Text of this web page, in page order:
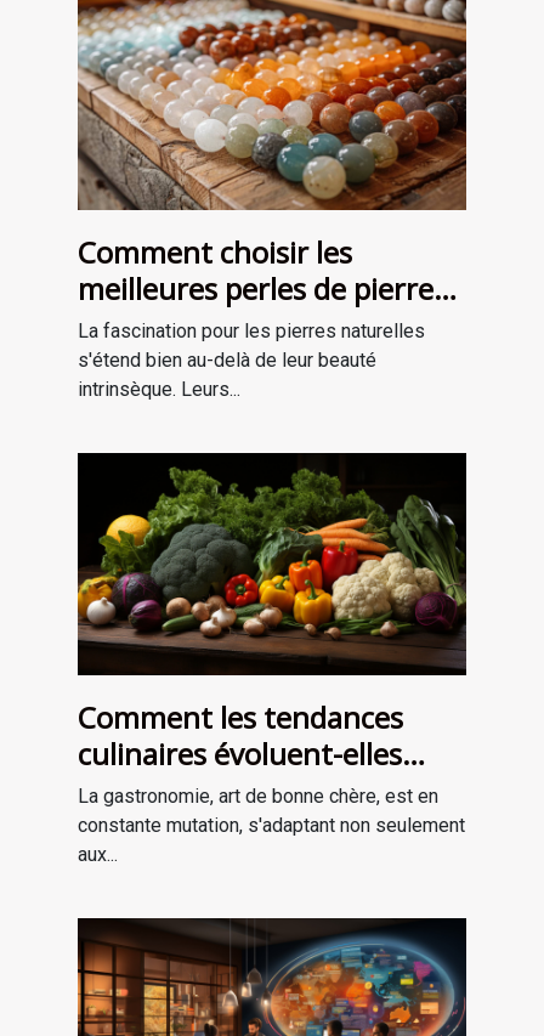
Comment choisir les
meilleures perles de pierre
naturelle pour vos projets de
bijouterie et de lithothérapie
La fascination pour les pierres naturelles
s'étend bien au-delà de leur beauté
intrinsèque. Leurs...
Comment les tendances
culinaires évoluent-elles
avec les saisons ?
La gastronomie, art de bonne chère, est en
constante mutation, s'adaptant non seulement
aux...